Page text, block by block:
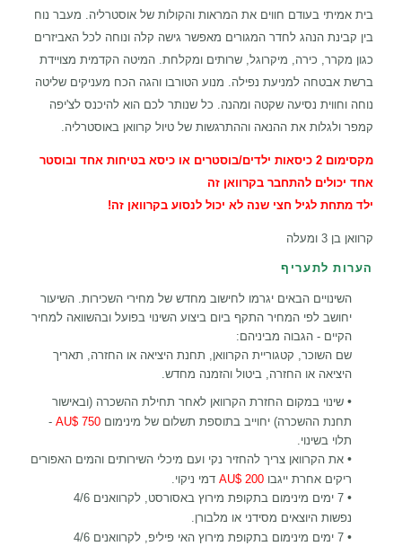
בית אמיתי בעודם חווים את המראות והקולות של אוסטרליה. מעבר נוח
בין קבינת הנהג לחדר המגורים מאפשר גישה קלה ונוחה לכל האביזרים
כגון מקרר, כירה, מיקרוגל, שרותים ומקלחת. המיטה הקדמית מצויידת
ברשת אבטחה למניעת נפילה. מנוע הטורבו והגה הכח מעניקים שליטה
נוחה וחווית נסיעה שקטה ומהנה. כל שנותר לכם הוא להיכנס לצ'יפה
קמפר ולגלות את ההנאה וההתרגשות של טיול קרוואן באוסטרליה.
מקסימום 2 כיסאות ילדים/בוסטרים או כיסא בטיחות אחד ובוסטר
אחד יכולים להתחבר בקרוואן זה
ילד מתחת לגיל חצי שנה לא יכול לנסוע בקרוואן זה!
קרוואן בן 3 ומעלה
הערות לתעריף
השינויים הבאים יגרמו לחישוב מחדש של מחירי השכירות. השיעור
יחושב לפי המחיר התקף ביום ביצוע השינוי בפועל ובהשוואה למחיר
הקיים - הגבוה מביניהם:
שם השוכר, קטגוריית הקרוואן, תחנת היציאה או החזרה, תאריך
היציאה או החזרה, ביטול והזמנה מחדש.
• שינוי במקום החזרת הקרוואן לאחר תחילת ההשכרה (ובאישור
תחנת ההשכרה) יחוייב בתוספת תשלום של מינימום 750 $AU
-
תלוי בשינוי.
• את הקרוואן צריך להחזיר נקי ועם מיכלי השירותים והמים האפורים
ריקים אחרת ייגבו 200 $AU דמי ניקוי.
• 7 ימים מינימום בתקופת מירוץ באסורסט, לקרוואנים
4/6
נפשות היוצאים מסידני או מלבורן.
• 7 ימים מינימום בתקופת מירוץ האי פיליפ, לקרוואנים
4/6